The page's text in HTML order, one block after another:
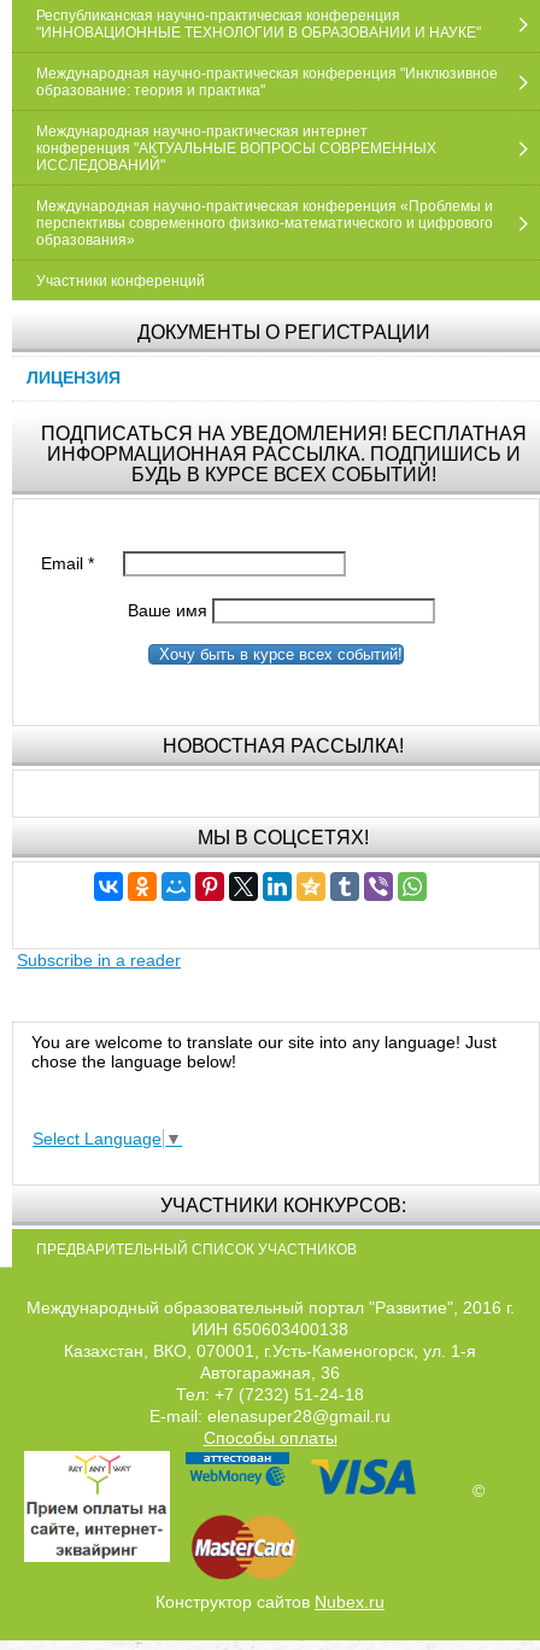
Республиканская научно-практическая конференция
"ИННОВАЦИОННЫЕ ТЕХНОЛОГИИ В ОБРАЗОВАНИИ И НАУКЕ"
Международная научно-практическая конференция "Инклюзивное
образование: теория и практика"
Международная научно-практическая интернет
конференция "АКТУАЛЬНЫЕ ВОПРОСЫ СОВРЕМЕННЫХ
ИССЛЕДОВАНИЙ"
Международная научно-практическая конференция «Проблемы и
перспективы современного физико-математического и цифрового
образования»
Участники конференций
ДОКУМЕНТЫ О РЕГИСТРАЦИИ
ЛИЦЕНЗИЯ
ПОДПИСАТЬСЯ НА УВЕДОМЛЕНИЯ! БЕСПЛАТНАЯ
ИНФОРМАЦИОННАЯ РАССЫЛКА. ПОДПИШИСЬ И
БУДЬ В КУРСЕ ВСЕХ СОБЫТИЙ!
Email*
Ваше имя
Хочу быть в курсе всех событий!
НОВОСТНАЯ РАССЫЛКА!
МЫ В СОЦСЕТЯХ!
Subscribe in a reader
You are welcome to translate our site into any language! Just
chose the language below!
Select Language ▼
УЧАСТНИКИ КОНКУРСОВ:
ПРЕДВАРИТЕЛЬНЫЙ СПИСОК УЧАСТНИКОВ
Международный образовательный портал "Развитие", 2016 г.
ИИН 650603400138
Казахстан, ВКО, 070001, г.Усть-Каменогорск, ул. 1-я
Автогаражная, 36
Тел: +7 (7232) 51-24-18
E-mail: elenasuper28@gmail.ru
Способы оплаты
©
Конструктор сайтов Nubex.ru